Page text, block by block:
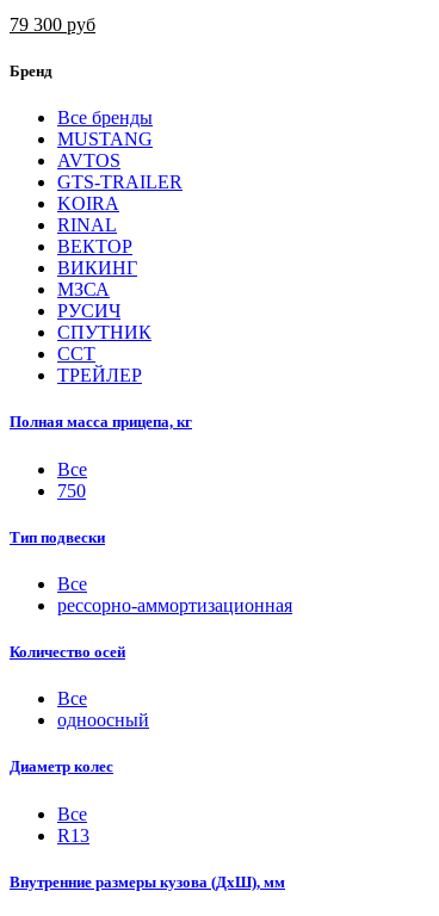
79 300 руб
Бренд
Все бренды
MUSTANG
AVTOS
GTS-TRAILER
KOIRA
RINAL
ВЕКТОР
ВИКИНГ
МЗСА
РУСИЧ
СПУТНИК
ССТ
ТРЕЙЛЕР
Полная масса прицепа, кг
Все
750
Тип подвески
Все
рессорно-аммортизационная
Количество осей
Все
одноосный
Диаметр колес
Все
R13
Внутренние размеры кузова (ДхШ), мм